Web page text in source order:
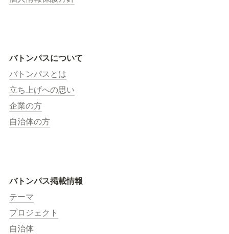
バトンパスについて
バトンパスとは
立ち上げへの思い
企業の方
自治体の方
バトンパス掲載情報
テーマ
プロジェクト
自治体